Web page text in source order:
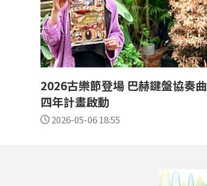
2026古樂節登場 巴赫鍵盤協奏曲
四年計畫啟動
2026-05-06 18:55